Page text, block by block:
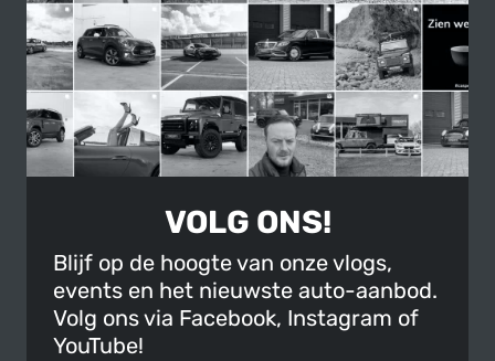
VOLG ONS!
Blijf op de hoogte van onze vlogs,
events en het nieuwste auto-aanbod.
Volg ons via Facebook, Instagram of
YouTube!